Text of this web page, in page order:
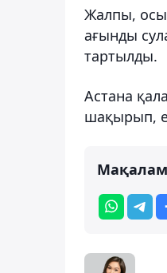
Жалпы, осы
ағынды
тартылды.
Астана
шақырып,